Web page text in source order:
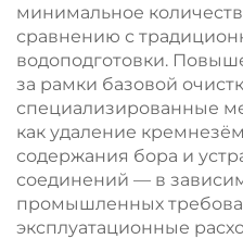
минимальное
сравнению с
водоподготовки.
за рамки базовой
специализированные
как удаление
содержания бора и
соединений — в
промышленных
эксплуатационные